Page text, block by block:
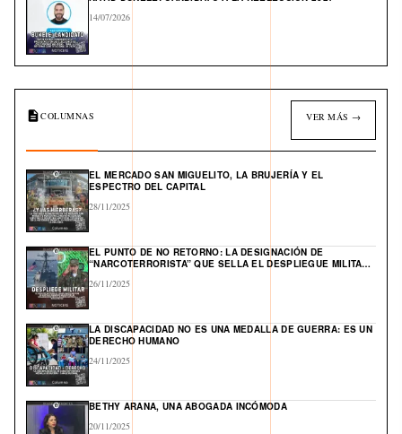
14/07/2026
COLUMNAS VER MÁS →
EL MERCADO SAN MIGUELITO, LA BRUJERÍA Y EL
ESPECTRO DEL CAPITAL
28/11/2025
EL PUNTO DE NO RETORNO: LA DESIGNACIÓN DE
“NARCOTERRORISTA” QUE SELLA EL DESPLIEGUE MILITAR
26/11/2025
LA DISCAPACIDAD NO ES UNA MEDALLA DE GUERRA: ES UN
DERECHO HUMANO
24/11/2025
BETHY ARANA, UNA ABOGADA INCÓMODA
20/11/2025